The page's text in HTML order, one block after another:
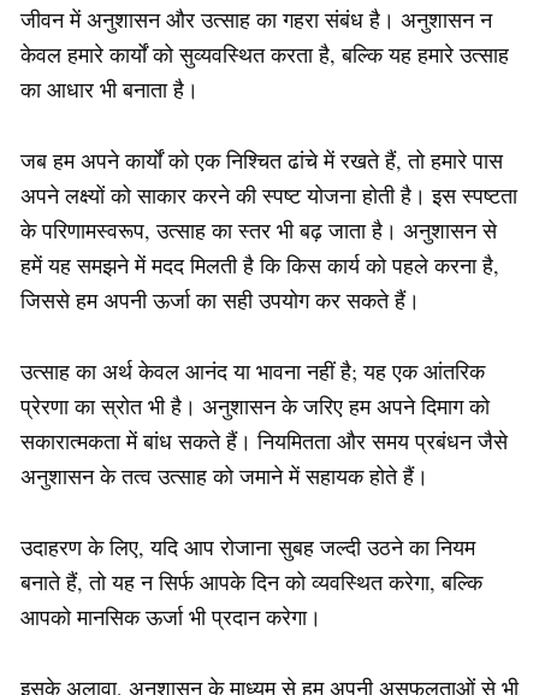
जीवन में अनुशासन और उत्साह का गहरा संबंध है। अनुशासन न
केवल हमारे कार्यों को सुव्यवस्थित करता है, बल्कि यह हमारे उत्साह
का आधार भी बनाता है।
जब हम अपने कार्यों को एक निश्चित ढांचे में रखते हैं, तो हमारे पास
अपने लक्ष्यों को साकार करने की स्पष्ट योजना होती है। इस स्पष्टता
के परिणामस्वरूप, उत्साह का स्तर भी बढ़ जाता है। अनुशासन से
हमें यह समझने में मदद मिलती है कि किस कार्य को पहले करना है,
जिससे हम अपनी ऊर्जा का सही उपयोग कर सकते हैं।
उत्साह का अर्थ केवल आनंद या भावना नहीं है; यह एक आंतरिक
प्रेरणा का स्रोत भी है। अनुशासन के जरिए हम अपने दिमाग को
सकारात्मकता में बांध सकते हैं। नियमितता और समय प्रबंधन जैसे
अनुशासन के तत्व उत्साह को जमाने में सहायक होते हैं।
उदाहरण के लिए, यदि आप रोजाना सुबह जल्दी उठने का नियम
बनाते हैं, तो यह न सिर्फ आपके दिन को व्यवस्थित करेगा, बल्कि
आपको मानसिक ऊर्जा भी प्रदान करेगा।
इसके अलावा, अनुशासन के माध्यम से हम अपनी असफलताओं से भी